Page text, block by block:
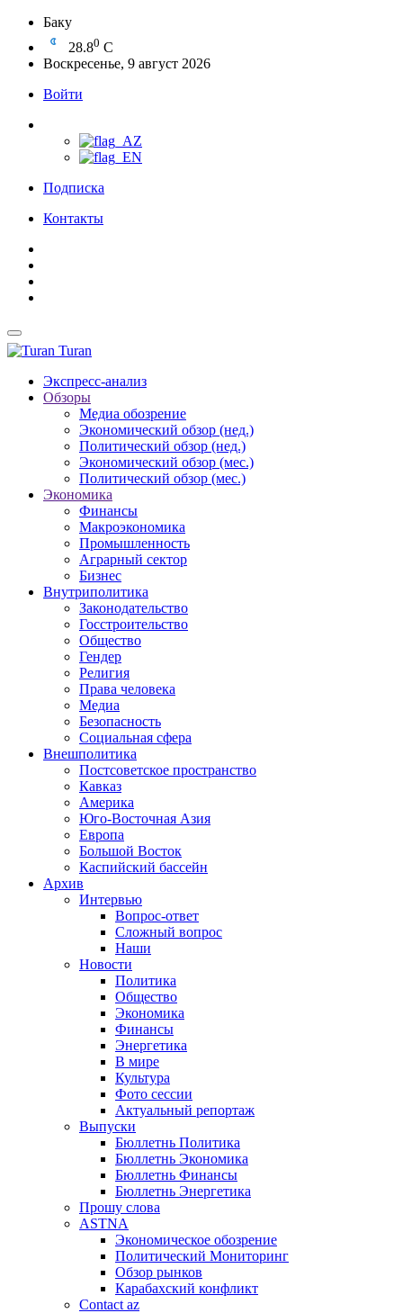
Баку
28.80 C
Воскресенье, 9 август 2026
Войти
Подписка
Контакты
Turan
Экспресс-анализ
Обзоры
Медиа обозрение
Экономический обзор (нед.)
Политический обзор (нед.)
Экономический обзор (мес.)
Политический обзор (мес.)
Экономика
Финансы
Макроэкономика
Промышленность
Аграрный сектор
Бизнес
Внутриполитика
Законодательство
Госстроительство
Общество
Гендер
Религия
Права человека
Медиа
Безопасность
Социальная сфера
Внешполитика
Постсоветское пространство
Кавказ
Америка
Юго-Восточная Азия
Европа
Большой Восток
Каспийский бассейн
Архив
Интервью
Вопрос-ответ
Сложный вопрос
Наши
Новости
Политика
Общество
Экономика
Финансы
Энергетика
В мире
Культура
Фото сессии
Актуальный репортаж
Выпуски
Бюллетнь Политика
Бюллетнь Экономика
Бюллетнь Финансы
Бюллетнь Энергетика
Прошу слова
ASTNA
Экономическое обозрение
Политический Мониторинг
Обзор рынков
Карабахский конфликт
Contact az